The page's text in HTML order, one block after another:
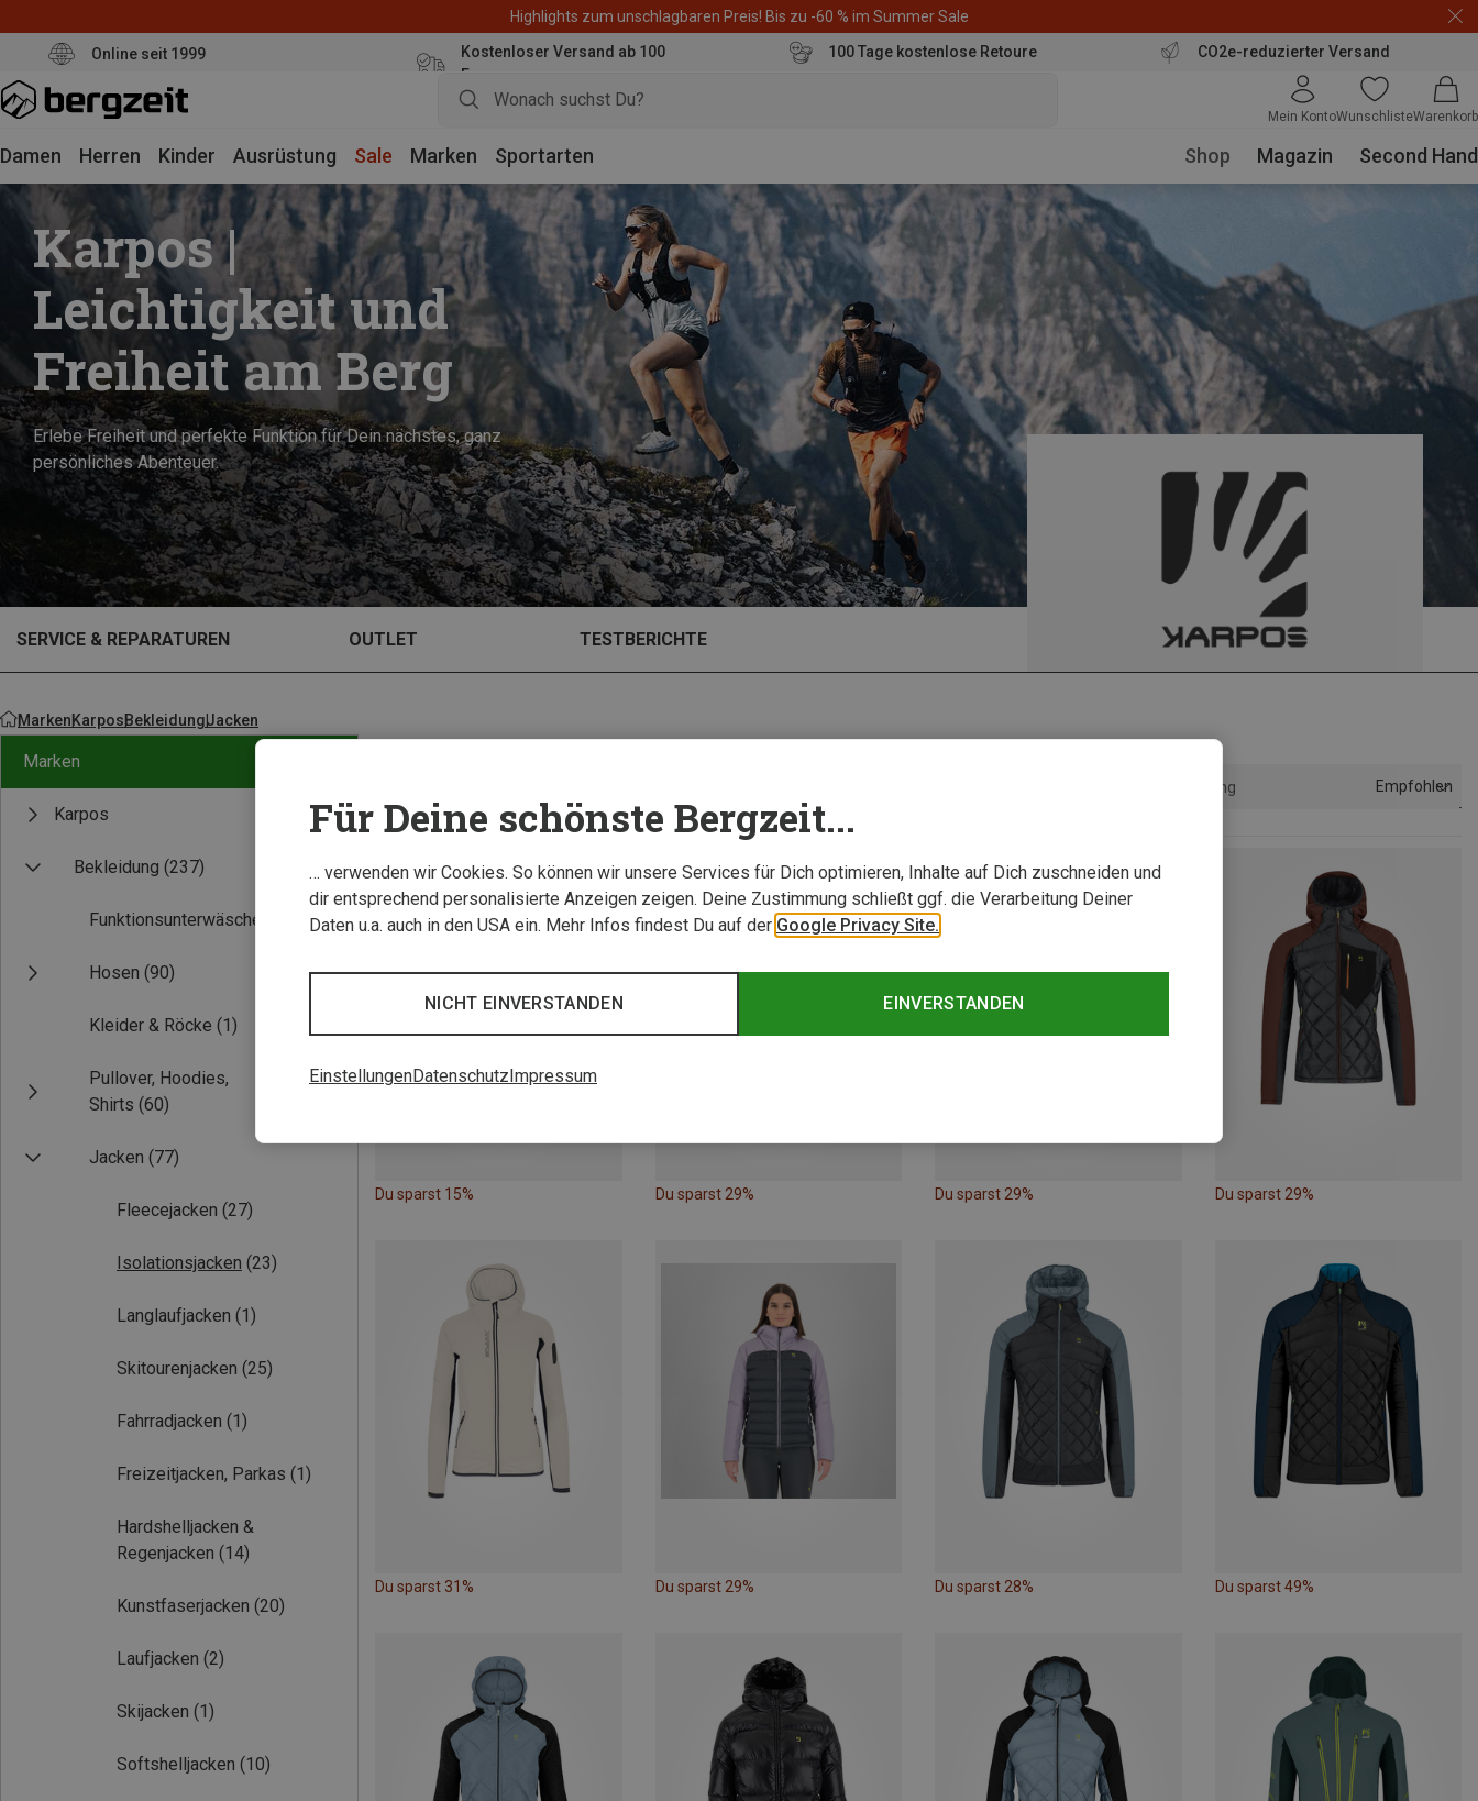
Highlights zum unschlagbaren Preis! Bis zu -60 % im Summer Sale
Online seit 1999
Kostenloser Versand ab 100
Euro
100 Tage kostenlose Retoure CO2e-reduzierter Versand
Mein KontoWunschlisteWarenkorb
Damen Herren Kinder Ausrüstung Sale Marken Sportarten Shop Magazin Second Hand
Karpos |
Leichtigkeit und
Freiheit am Berg
Erlebe Freiheit und perfekte Funktion für Dein nächstes, ganz
persönliches Abenteuer.
SERVICE & REPARATUREN OUTLET TESTBERICHTE
MarkenKarposBekleidungJacken
Marken
Karpos
Bekleidung (237)
Funktionsunterwäsche
Hosen (90)
Kleider & Röcke (1)
Pullover, Hoodies,
Shirts (60)
Jacken (77)
Fleecejacken (27)
Isolationsjacken (23)
Langlaufjacken (1)
Skitourenjacken (25)
Fahrradjacken (1)
Freizeitjacken, Parkas (1)
Hardshelljacken &
Regenjacken (14)
Kunstfaserjacken (20)
Laufjacken (2)
Skijacken (1)
Softshelljacken (10)
Sortierung Empfohlen
Du sparst 15% Du sparst 29% Du sparst 29% Du sparst 29%
Du sparst 31% Du sparst 29% Du sparst 28% Du sparst 49%
Für Deine schönste Bergzeit...
… verwenden wir Cookies. So können wir unsere Services für Dich optimieren, Inhalte auf Dich zuschneiden und
dir entsprechend personalisierte Anzeigen zeigen. Deine Zustimmung schließt ggf. die Verarbeitung Deiner
Daten u.a. auch in den USA ein. Mehr Infos findest Du auf der Google Privacy Site.
EINVERSTANDEN
NICHT EINVERSTANDEN
EinstellungenDatenschutzImpressum